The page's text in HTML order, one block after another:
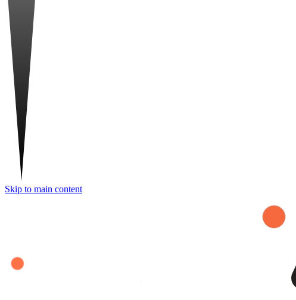
Skip to main content